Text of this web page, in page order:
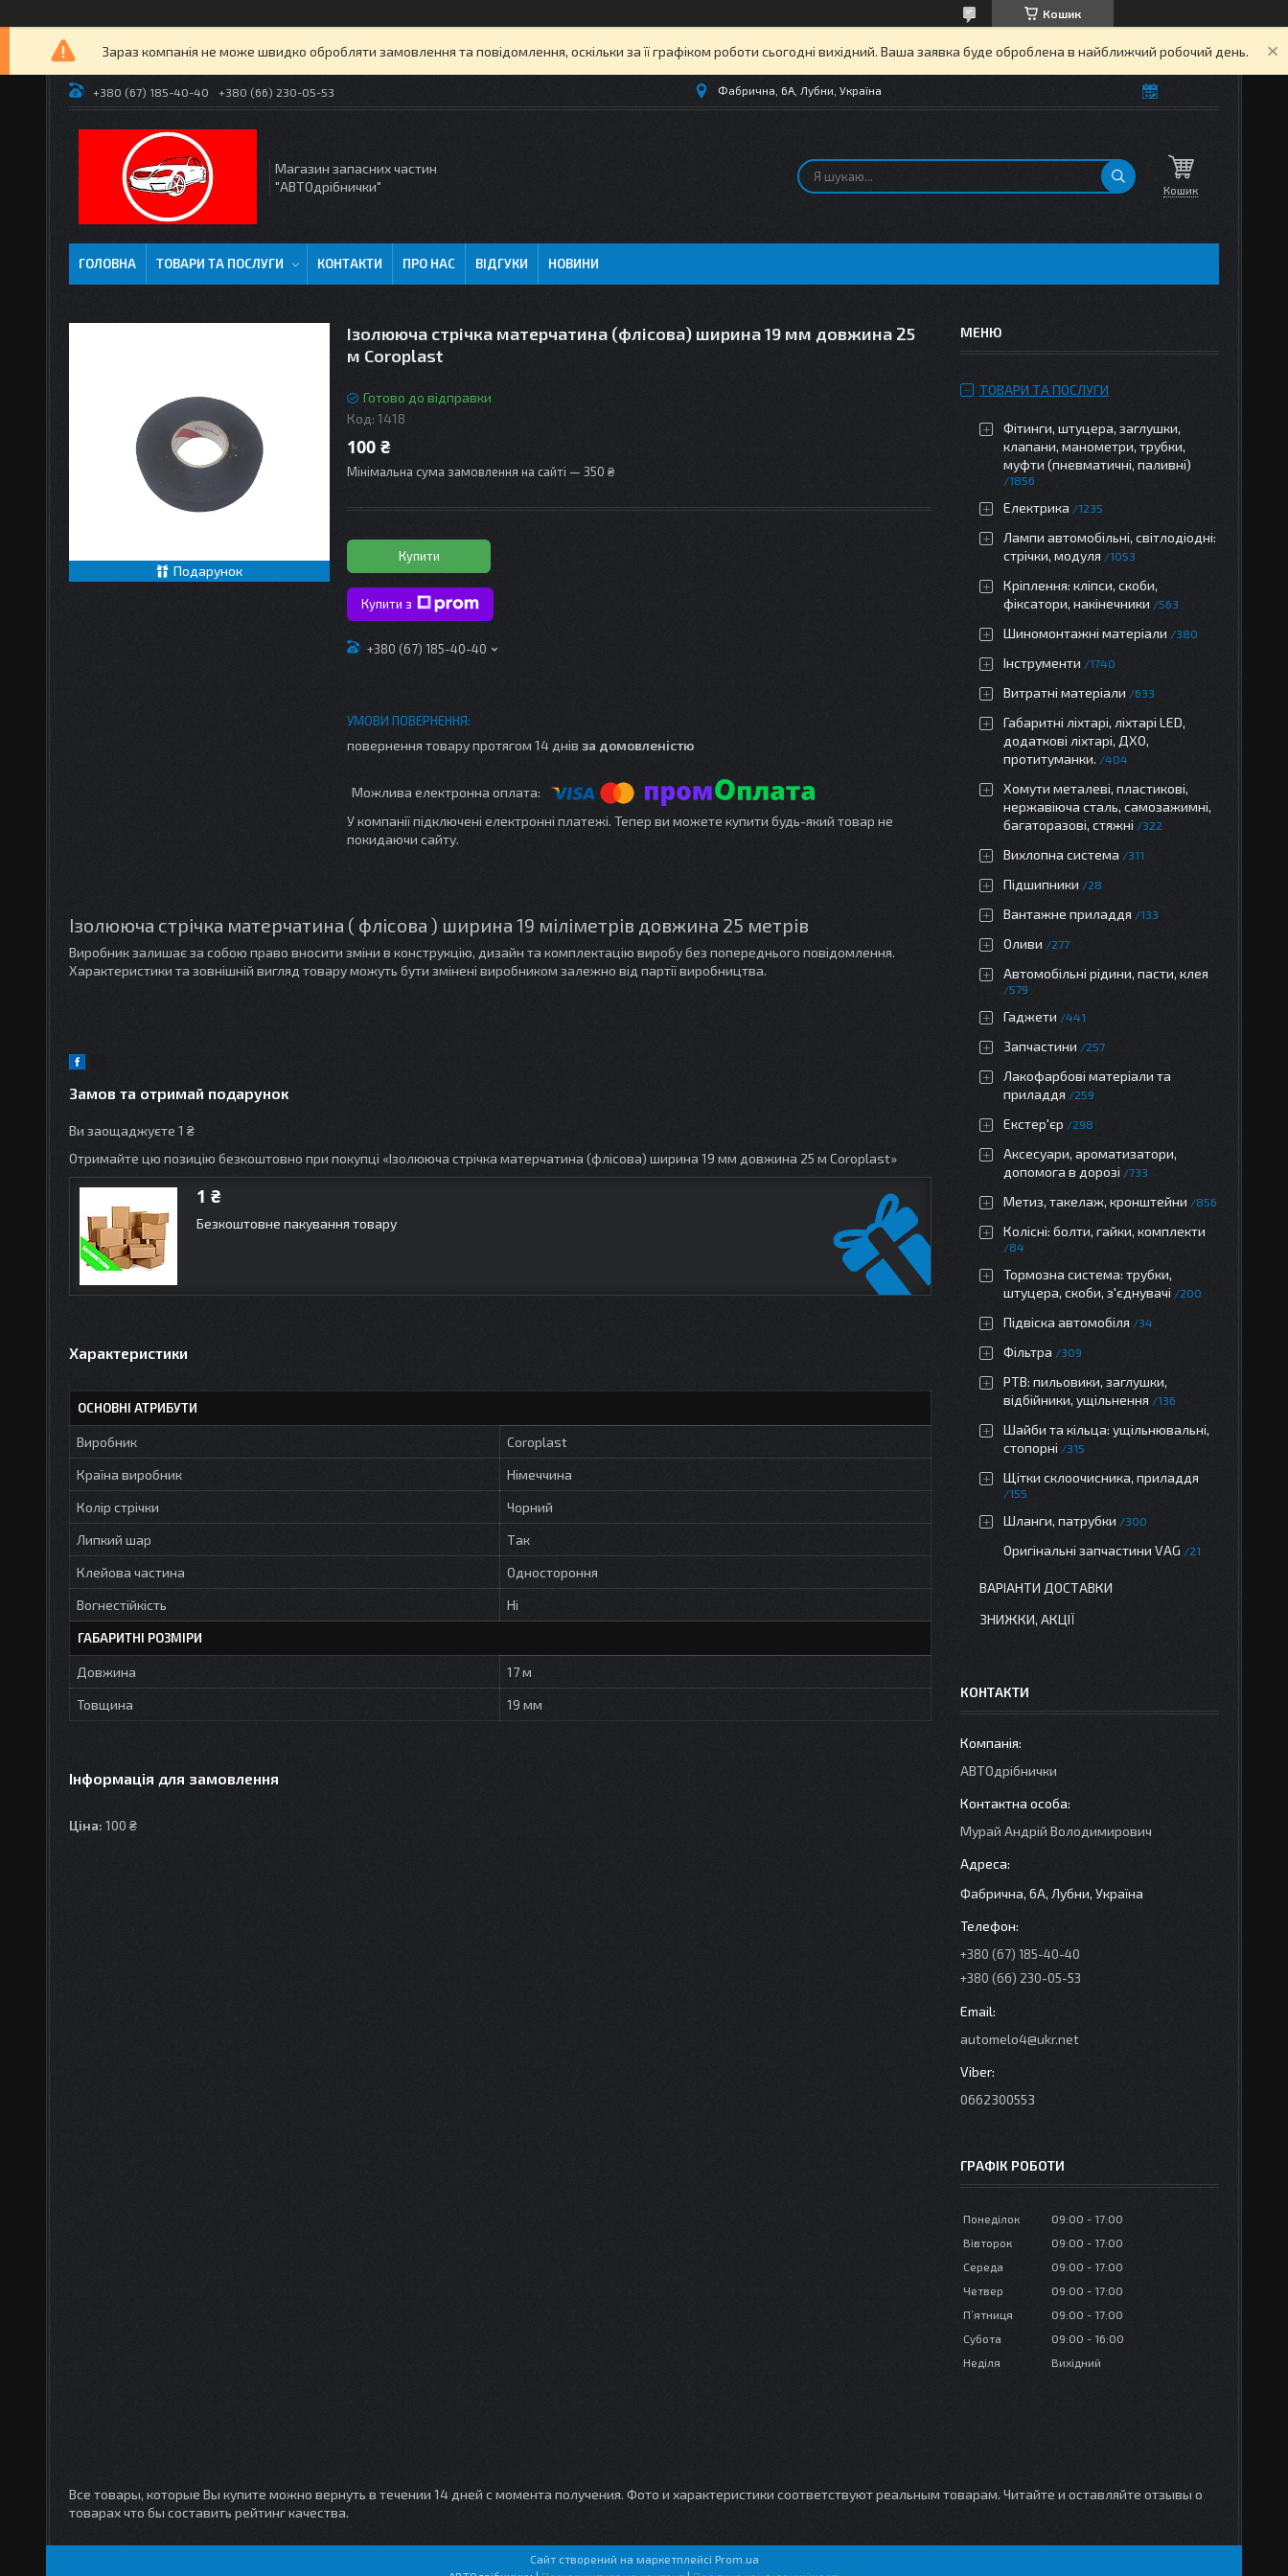
Кошик
Зараз компанія не може швидко обробляти замовлення та повідомлення, оскільки за її графіком роботи сьогодні вихідний. Ваша заявка буде оброблена в найближчий робочий день.
+380 (67) 185-40-40 +380 (66) 230-05-53 Фабрична, 6А, Лубни, Україна
Магазин запасних частин
"АВТОдрібнички"
Кошик
ГОЛОВНА ТОВАРИ ТА ПОСЛУГИ КОНТАКТИ ПРО НАС ВІДГУКИ НОВИНИ
Подарунок
Ізолююча стрічка матерчатина (флісова) ширина 19 мм довжина 25
м Coroplast
Готово до відправки
Код: 1418
100 ₴
Мінімальна сума замовлення на сайті — 350 ₴
Купити
Купити з
+380 (67) 185-40-40
повернення товару протягом 14 днів за домовленістю
У компанії підключені електронні платежі. Тепер ви можете купити будь-який товар не
покидаючи сайту.
Ізолююча стрічка матерчатина ( флісова ) ширина 19 міліметрів довжина 25 метрів
Виробник залишає за собою право вносити зміни в конструкцію, дизайн та комплектацію виробу без попереднього повідомлення.
Характеристики та зовнішній вигляд товару можуть бути змінені виробником залежно від партії виробництва.
Замов та отримай подарунок
Ви заощаджуєте 1 ₴
Отримайте цю позицію безкоштовно при покупці «Ізолююча стрічка матерчатина (флісова) ширина 19 мм довжина 25 м Coroplast»
1 ₴
Безкоштовне пакування товару
Характеристики
ОСНОВНІ АТРИБУТИ
Виробник
Coroplast
Країна виробник
Німеччина
Колір стрічки
Чорний
Липкий шар
Так
Клейова частина
Одностороння
Вогнестійкість
Ні
ГАБАРИТНІ РОЗМІРИ
Довжина
17 м
Товщина
19 мм
Інформація для замовлення
Ціна: 100 ₴
ТОВАРИ ТА ПОСЛУГИ
Фітинги, штуцера, заглушки,
клапани, манометри, трубки,
муфти (пневматичні, паливні)
1856
Електрика 1235
Лампи автомобільні, світлодіодні:
стрічки, модуля
1053
Кріплення: кліпси, скоби,
фіксатори, накінечники
563
Шиномонтажні матеріали 380
Інструменти 1740
Витратні матеріали 633
Габаритні ліхтарі, ліхтарі LED,
додаткові ліхтарі, ДХО,
протитуманки.
404
Хомути металеві, пластикові,
нержавіюча сталь, самозажимні,
багаторазові, стяжні
322
Вихлопна система 311
Підшипники 28
Вантажне приладдя 133
Оливи 277
Автомобільні рідини, пасти, клея
579
Гаджети 441
Запчастини 257
Лакофарбові матеріали та
приладдя
259
Екстер'єр 298
Аксесуари, ароматизатори,
допомога в дорозі
733
Метиз, такелаж, кронштейни 856
Колісні: болти, гайки, комплекти
84
Тормозна система: трубки,
штуцера, скоби, з'єднувачі
200
Підвіска автомобіля 34
Фільтра 309
РТВ: пильовики, заглушки,
відбійники, ущільнення
136
Шайби та кільца: ущільнювальні,
стопорні
315
Щітки склоочисника, приладдя
155
Шланги, патрубки 300
Оригінальні запчастини VAG 21
ВАРІАНТИ ДОСТАВКИ
ЗНИЖКИ, АКЦІЇ
КОНТАКТИ
АВТОдрібнички
Мурай Андрій Володимирович
Фабрична, 6А, Лубни, Україна
+380 (67) 185-40-40
+380 (66) 230-05-53
automelo4@ukr.net
0662300553
ГРАФІК РОБОТИ
Понеділок 09:00
17:00
Вівторок
09:00
17:00
Середа
09:00
17:00
Четвер
09:00
17:00
Пʼятниця
09:00
17:00
Субота
09:00
16:00
Неділя
Вихідний
Все товары, которые Вы купите можно вернуть в течении 14 дней с момента получения. Фото и характеристики соответствуют реальным товарам. Читайте и оставляйте отзывы о
товарах что бы составить рейтинг качества.
Сайт створений на маркетплейсі Prom.ua